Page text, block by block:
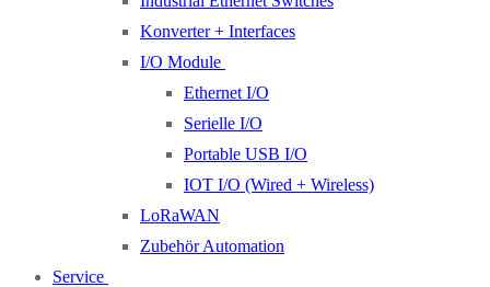
Konverter + Interfaces
I/O Module
Ethernet I/O
Serielle I/O
Portable USB I/O
IOT I/O (Wired + Wireless)
LoRaWAN
Zubehör Automation
Service